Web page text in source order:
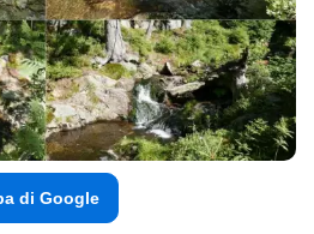
di Google